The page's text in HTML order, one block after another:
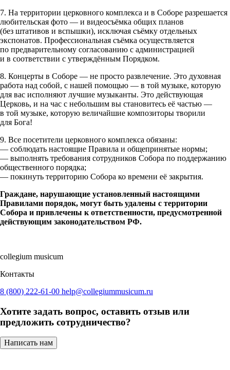
7. На территории церковного комплекса и в Соборе разрешается
любительская фото — и видеосъёмка общих планов
(без штативов и вспышки), исключая съёмку отдельных
экспонатов. Профессиональная съёмка осуществляется
по предварительному согласованию с администрацией
и в соответствии с утверждённым Порядком.
8. Концерты в Соборе — не просто развлечение. Это духовная
работа над собой, с нашей помощью — в той музыке, которую
для вас исполняют лучшие музыканты. Это действующая
Церковь, и на час с небольшим вы становитесь её частью —
в той музыке, которую величайшие композиторы творили
для Бога!
9. Все посетители церковного комплекса обязаны:
— соблюдать настоящие Правила и общепринятые нормы;
— выполнять требования сотрудников Собора по поддержанию
общественного порядка;
— покинуть территорию Собора ко времени её закрытия.
Граждане, нарушающие установленный настоящими
Правилами порядок, могут быть удалены с территории
Собора и привлечены к ответственности, предусмотренной
действующим законодательством РФ.
collegium musicum
Контакты
8 (800) 222-61-00 help@collegiummusicum.ru
Хотите задать вопрос, оставить отзыв или
предложить сотрудничество?
Написать нам